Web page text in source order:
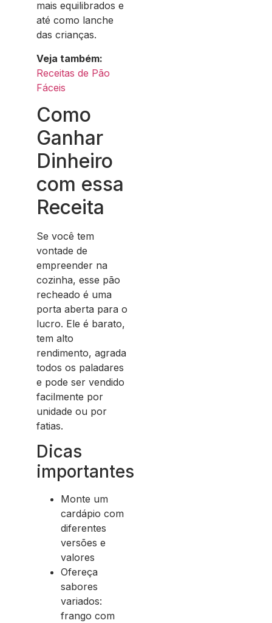
mais equilibrados e
até como lanche
das crianças.
Veja também:
Receitas de Pão
Fáceis
Como
Ganhar
Dinheiro
com essa
Receita
Se você tem
vontade de
empreender na
cozinha, esse pão
recheado é uma
porta aberta para o
lucro. Ele é barato,
tem alto
rendimento, agrada
todos os paladares
e pode ser vendido
facilmente por
unidade ou por
fatias.
Dicas
importantes
Monte um
cardápio com
diferentes
versões e
valores
Ofereça
sabores
variados:
frango com